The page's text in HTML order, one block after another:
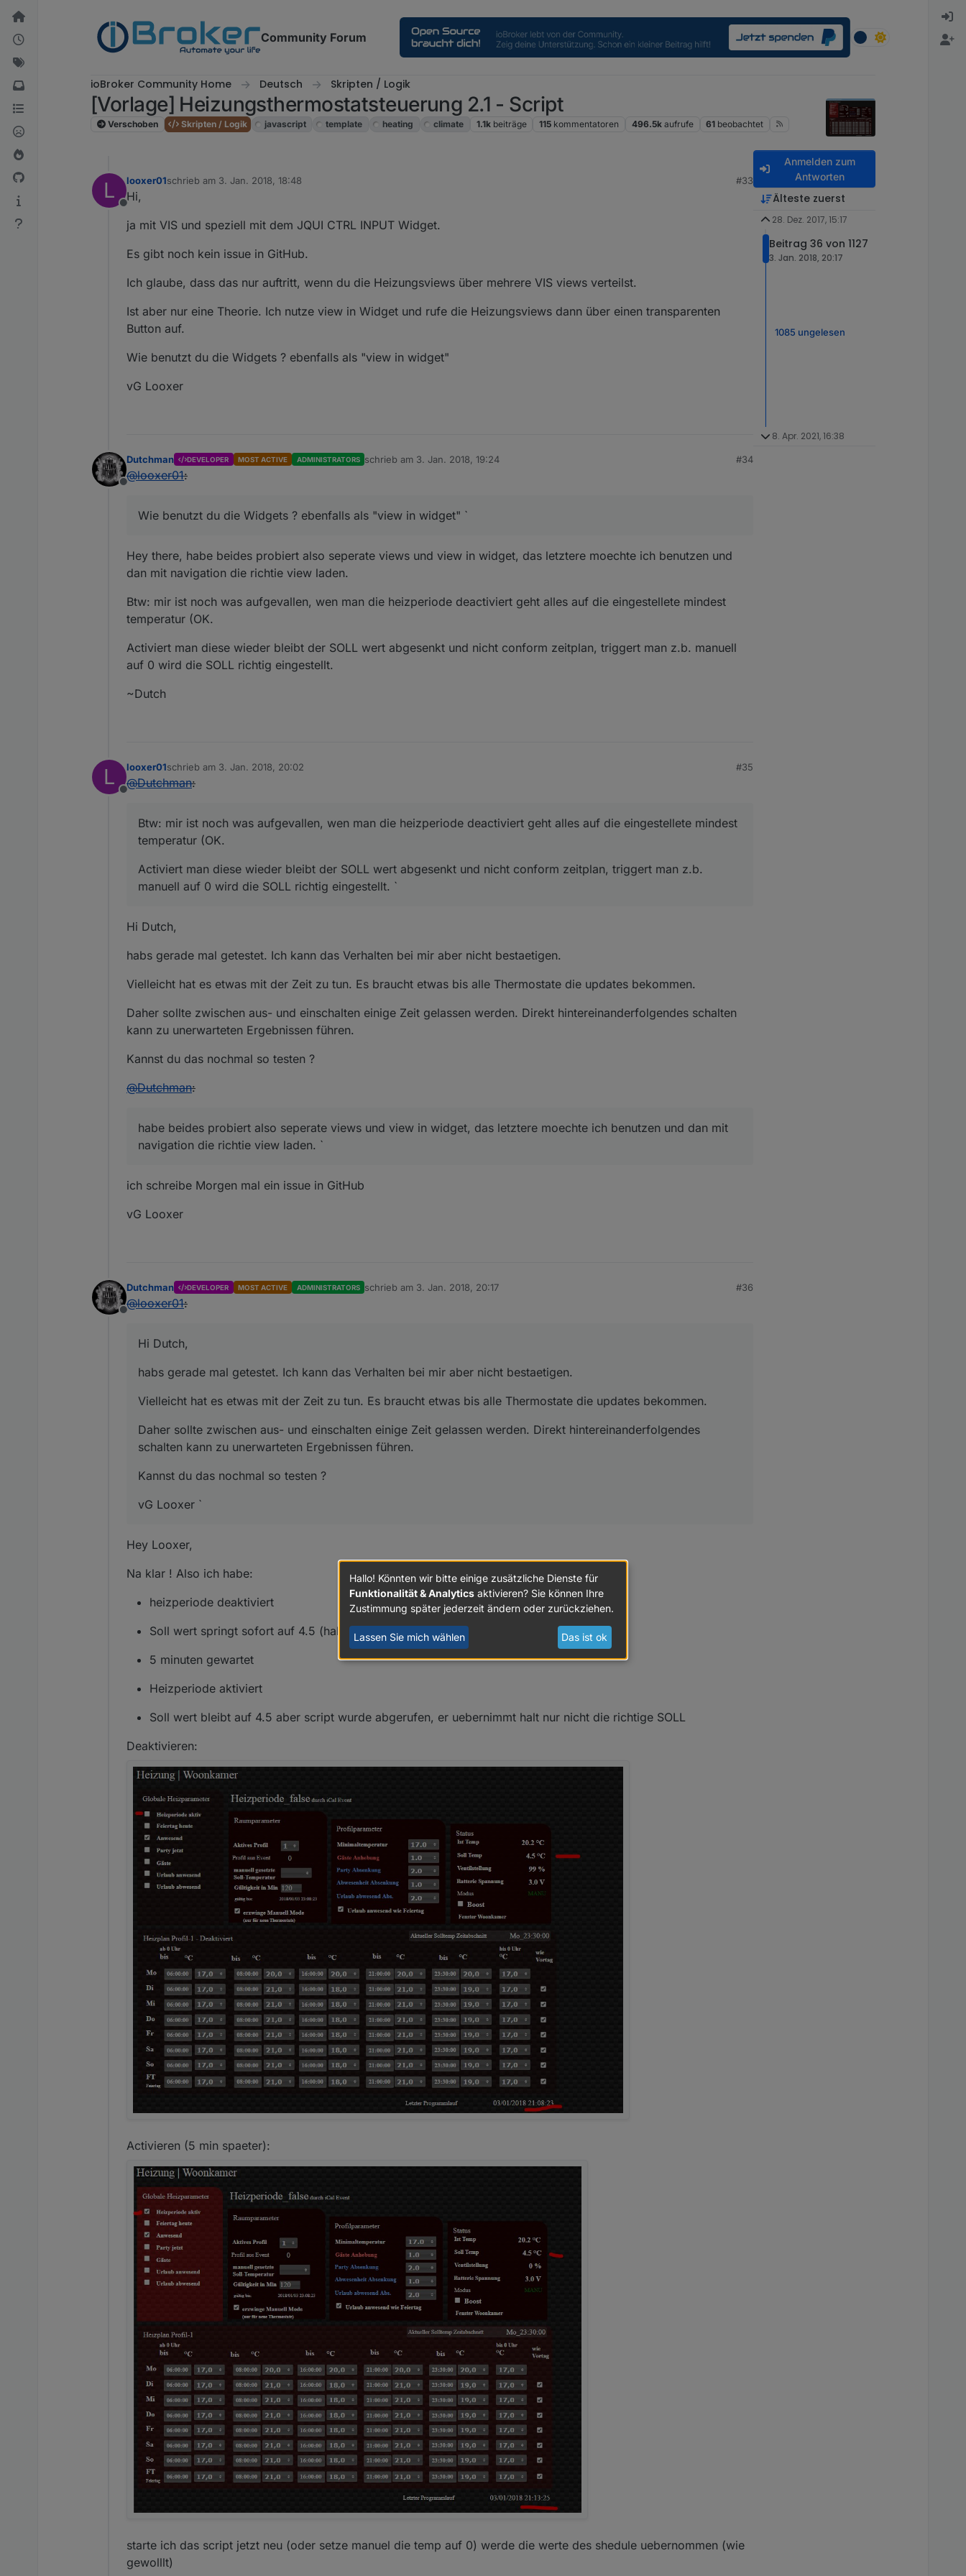
Weiter zum Inhalt
Community Forum
ioBroker Community Home Deutsch Skripten / Logik
[Vorlage] Heizungsthermostatsteuerung 2.1 - Script
Verschoben Skripten / Logik javascript template heating climate 1.1k beiträge 115 kommentatoren 496.5k aufrufe 61 beobachtet
L
Offline
looxer01schrieb am 3. Jan. 2018, 18:48
zuletzt editiert von
#33
Hi,
ja mit VIS und speziell mit dem JQUI CTRL INPUT Widget.
Es gibt noch kein issue in GitHub.
Ich glaube, dass das nur auftritt, wenn du die Heizungsviews über mehrere VIS views verteilst.
Ist aber nur eine Theorie. Ich nutze view in Widget und rufe die Heizungsviews dann über einen transparenten
Button auf.
Wie benutzt du die Widgets ? ebenfalls als "view in widget"
vG Looxer
Offline
Dutchman DEVELOPER MOST ACTIVE ADMINISTRATORS schrieb am 3. Jan. 2018, 19:24
zuletzt editiert von
#34
@looxer01:
Wie benutzt du die Widgets ? ebenfalls als "view in widget" `
Hey there, habe beides probiert also seperate views und view in widget, das letztere moechte ich benutzen und
dan mit navigation die richtie view laden.
Btw: mir ist noch was aufgevallen, wen man die heizperiode deactiviert geht alles auf die eingestellete mindest
temperatur (OK.
Activiert man diese wieder bleibt der SOLL wert abgesenkt und nicht conform zeitplan, triggert man z.b. manuell
auf 0 wird die SOLL richtig eingestellt.
~Dutch
L
Offline
looxer01schrieb am 3. Jan. 2018, 20:02
zuletzt editiert von
#35
@Dutchman:
Btw: mir ist noch was aufgevallen, wen man die heizperiode deactiviert geht alles auf die eingestellete mindest
temperatur (OK.
Activiert man diese wieder bleibt der SOLL wert abgesenkt und nicht conform zeitplan, triggert man z.b.
manuell auf 0 wird die SOLL richtig eingestellt. `
Hi Dutch,
habs gerade mal getestet. Ich kann das Verhalten bei mir aber nicht bestaetigen.
Vielleicht hat es etwas mit der Zeit zu tun. Es braucht etwas bis alle Thermostate die updates bekommen.
Daher sollte zwischen aus- und einschalten einige Zeit gelassen werden. Direkt hintereinanderfolgendes schalten
kann zu unerwarteten Ergebnissen führen.
Kannst du das nochmal so testen ?
@Dutchman:
habe beides probiert also seperate views und view in widget, das letztere moechte ich benutzen und dan mit
navigation die richtie view laden. `
ich schreibe Morgen mal ein issue in GitHub
vG Looxer
Offline
Dutchman DEVELOPER MOST ACTIVE ADMINISTRATORS schrieb am 3. Jan. 2018, 20:17
zuletzt editiert von
#36
@looxer01:
Hi Dutch,
habs gerade mal getestet. Ich kann das Verhalten bei mir aber nicht bestaetigen.
Vielleicht hat es etwas mit der Zeit zu tun. Es braucht etwas bis alle Thermostate die updates bekommen.
Daher sollte zwischen aus- und einschalten einige Zeit gelassen werden. Direkt hintereinanderfolgendes
schalten kann zu unerwarteten Ergebnissen führen.
Kannst du das nochmal so testen ?
vG Looxer `
Hey Looxer,
Na klar ! Also ich habe:
heizperiode deaktiviert
Soll wert springt sofort auf 4.5 (hab ich auch so eingestelt)
5 minuten gewartet
Heizperiode aktiviert
Soll wert bleibt auf 4.5 aber script wurde abgerufen, er uebernimmt halt nur nicht die richtige SOLL
Deaktivieren:
Activieren (5 min spaeter):
starte ich das script jetzt neu (oder setze manuel die temp auf 0) werde die werte des shedule uebernommen (wie
gewolllt)
Anmelden zum
Antworten
Älteste zuerst
28. Dez. 2017, 15:17
Beitrag 36 von 1127
3. Jan. 2018, 20:17
1085 ungelesen
8. Apr. 2021, 16:38
Hallo! Könnten wir bitte einige zusätzliche Dienste für
Funktionalität & Analytics aktivieren? Sie können Ihre
Zustimmung später jederzeit ändern oder zurückziehen.
Lassen Sie mich wählen Das ist ok